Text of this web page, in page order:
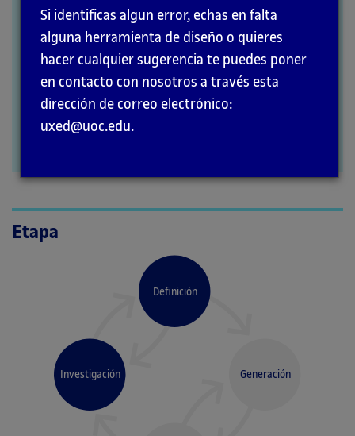
Etapa
Investigación
Definición
Generación
Si identificas algun error, echas en falta
alguna herramienta de diseño o quieres
hacer cualquier sugerencia te puedes poner
en contacto con nosotros a través esta
dirección de correo electrónico:
uxed@uoc.edu.